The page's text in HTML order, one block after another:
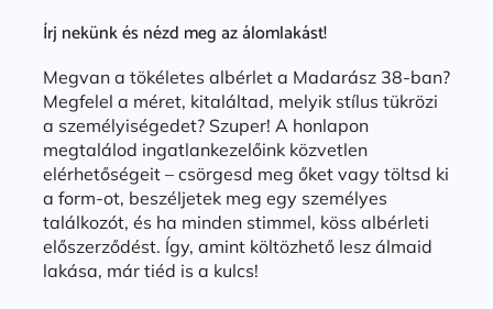
Írj nekünk és nézd meg az álomlakást!
Megvan a tökéletes albérlet a Madarász 38-ban?
Megfelel a méret, kitaláltad, melyik stílus tükrözi
a személyiségedet? Szuper! A honlapon
megtalálod ingatlankezelőink közvetlen
elérhetőségeit – csörgesd meg őket vagy töltsd ki
a form-ot, beszéljetek meg egy személyes
találkozót, és ha minden stimmel, köss albérleti
előszerződést. Így, amint költözhető lesz álmaid
lakása, már tiéd is a kulcs!